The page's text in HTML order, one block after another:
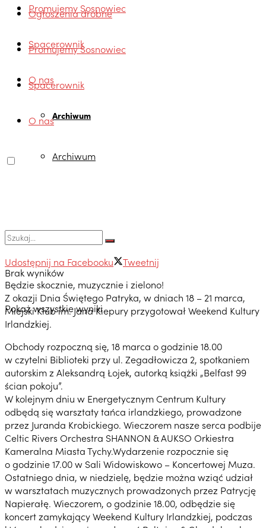
Promujemy Sosnowiec
Spacerownik
O nas
Archiwum
Ogłoszenia drobne
Promujemy Sosnowiec
Spacerownik
O nas
Archiwum
Brak wyników
Pokaż wszystkie wyniki
Udostępnij na Facebooku
Tweetnij
Będzie skocznie, muzycznie i zielono!
Z okazji Dnia Świętego Patryka, w dniach 18 – 21 marca,
Miejski Klub im. Jana Kiepury przygotował Weekend Kultury
Irlandzkiej.
Obchody rozpoczną się, 18 marca o godzinie 18.00
w czytelni Biblioteki przy ul. Zegadłowicza 2, spotkaniem
autorskim z Aleksandrą Łojek, autorką książki „Belfast 99
ścian pokoju”.
W kolejnym dniu w Energetycznym Centrum Kultury
odbędą się warsztaty tańca irlandzkiego, prowadzone
przez Juranda Krobickiego. Wieczorem nasze serca podbije
Celtic Rivers Orchestra SHANNON & AUKSO Orkiestra
Kameralna Miasta Tychy.Wydarzenie rozpocznie się
o godzinie 17.00 w Sali Widowiskowo – Koncertowej Muza.
Ostatniego dnia, w niedzielę, będzie można wziąć udział
w warsztatach muzycznych prowadzonych przez Patrycję
Napierałę. Wieczorem, o godzinie 18.00, odbędzie się
koncert zamykający Weekend Kultury Irlandzkiej, podczas